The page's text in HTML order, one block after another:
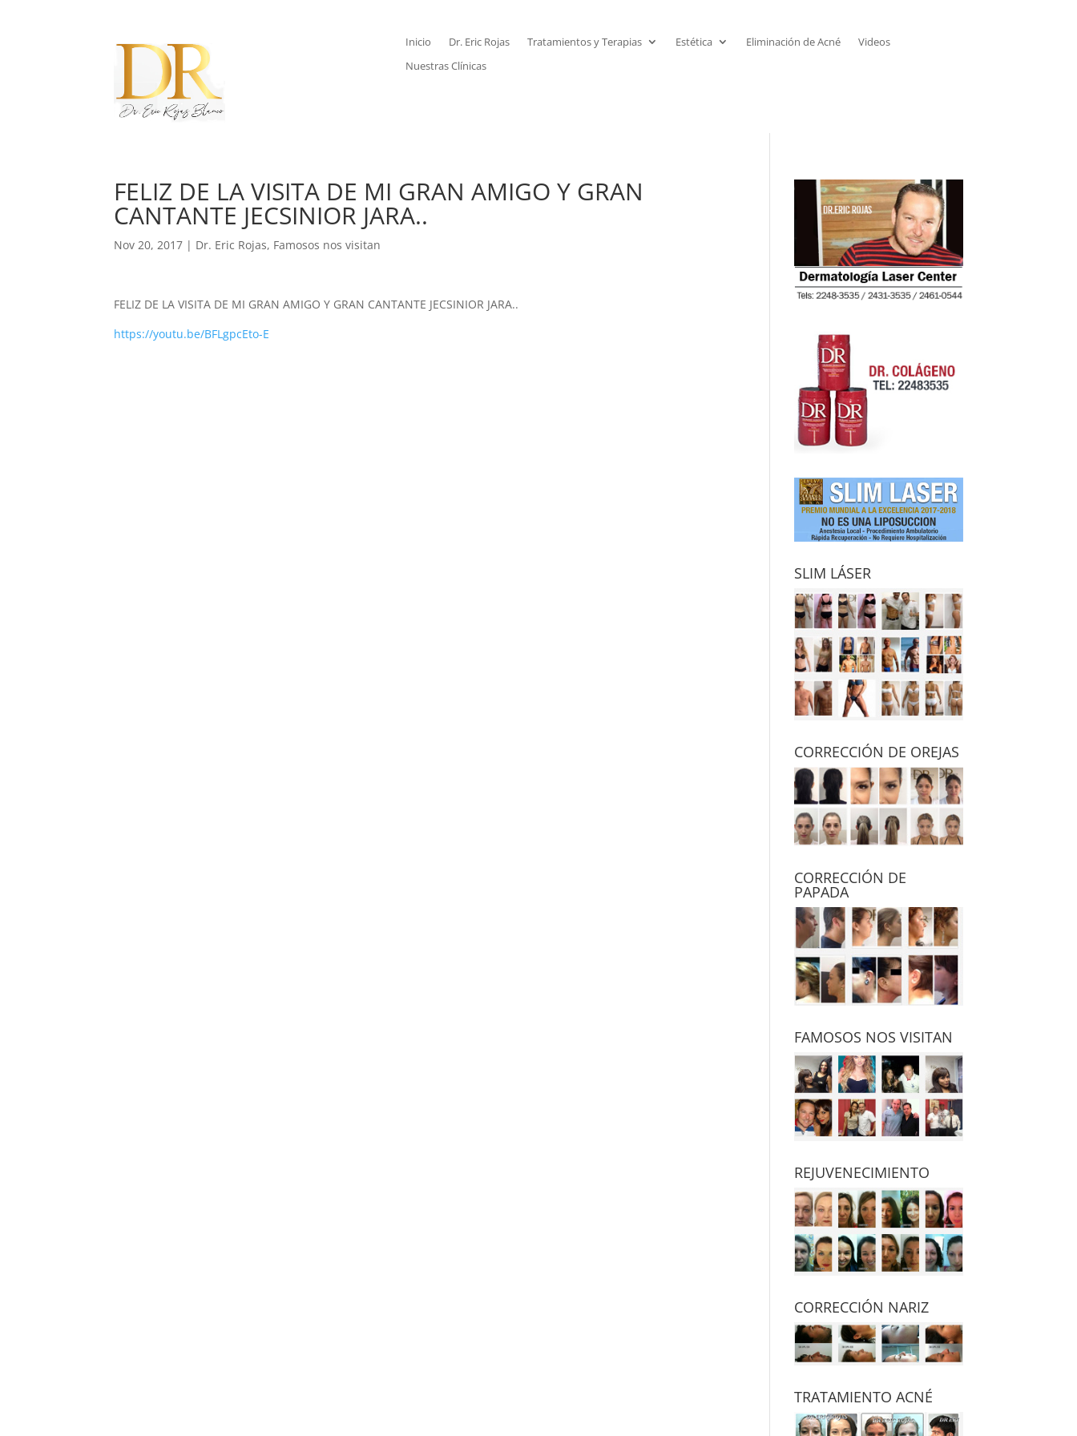
Inicio Dr. Eric Rojas Tratamientos y Terapias Estética Eliminación de Acné
Videos
Nuestras Clínicas
FELIZ DE LA VISITA DE MI GRAN AMIGO Y GRAN
CANTANTE JECSINIOR JARA..
Nov 20, 2017| Dr. Eric Rojas, Famosos nos visitan
FELIZ DE LA VISITA DE MI GRAN AMIGO Y GRAN CANTANTE JECSINIOR JARA..
https://youtu.be/BFLgpcEto-E
SLIM LÁSER
CORRECCIÓN DE OREJAS
CORRECCIÓN DE
PAPADA
FAMOSOS NOS VISITAN
REJUVENECIMIENTO
CORRECCIÓN NARIZ
TRATAMIENTO ACNÉ